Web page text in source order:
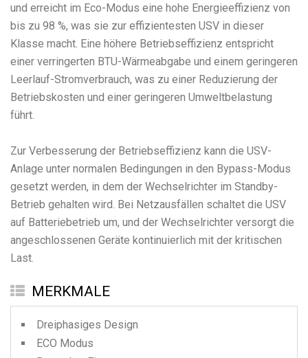
und erreicht im Eco-Modus eine hohe Energieeffizienz von
bis zu 98 %, was sie zur effizientesten USV in dieser
Klasse macht. Eine höhere Betriebseffizienz entspricht
einer verringerten BTU-Wärmeabgabe und einem geringeren
Leerlauf-Stromverbrauch, was zu einer Reduzierung der
Betriebskosten und einer geringeren Umweltbelastung
führt.
Zur Verbesserung der Betriebseffizienz kann die USV-
Anlage unter normalen Bedingungen in den Bypass-Modus
gesetzt werden, in dem der Wechselrichter im Standby-
Betrieb gehalten wird. Bei Netzausfällen schaltet die USV
auf Batteriebetrieb um, und der Wechselrichter versorgt die
angeschlossenen Geräte kontinuierlich mit der kritischen
Last.
MERKMALE
Dreiphasiges Design
ECO Modus